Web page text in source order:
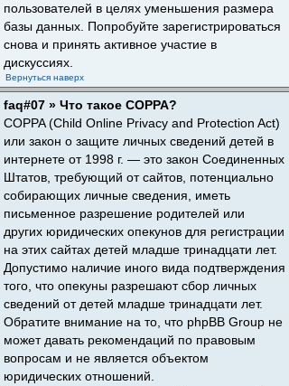
пользователей в целях уменьшения размера
базы данных. Попробуйте зарегистрироваться
снова и принять активное участие в
дискуссиях.
Вернуться наверх
faq#07 » Что такое COPPA?
COPPA (Child Online Privacy and Protection Act)
или закон о защите личных сведений детей в
интернете от 1998 г. — это закон Соединенных
Штатов, требующий от сайтов, потенциально
собирающих личные сведения, иметь
письменное разрешение родителей или
других юридических опекунов для регистрации
на этих сайтах детей младше тринадцати лет.
Допустимо наличие иного вида подтверждения
того, что опекуны разрешают сбор личных
сведений от детей младше тринадцати лет.
Обратите внимание на то, что phpBB Group не
может давать рекомендаций по правовым
вопросам и не является объектом
юридических отношений.